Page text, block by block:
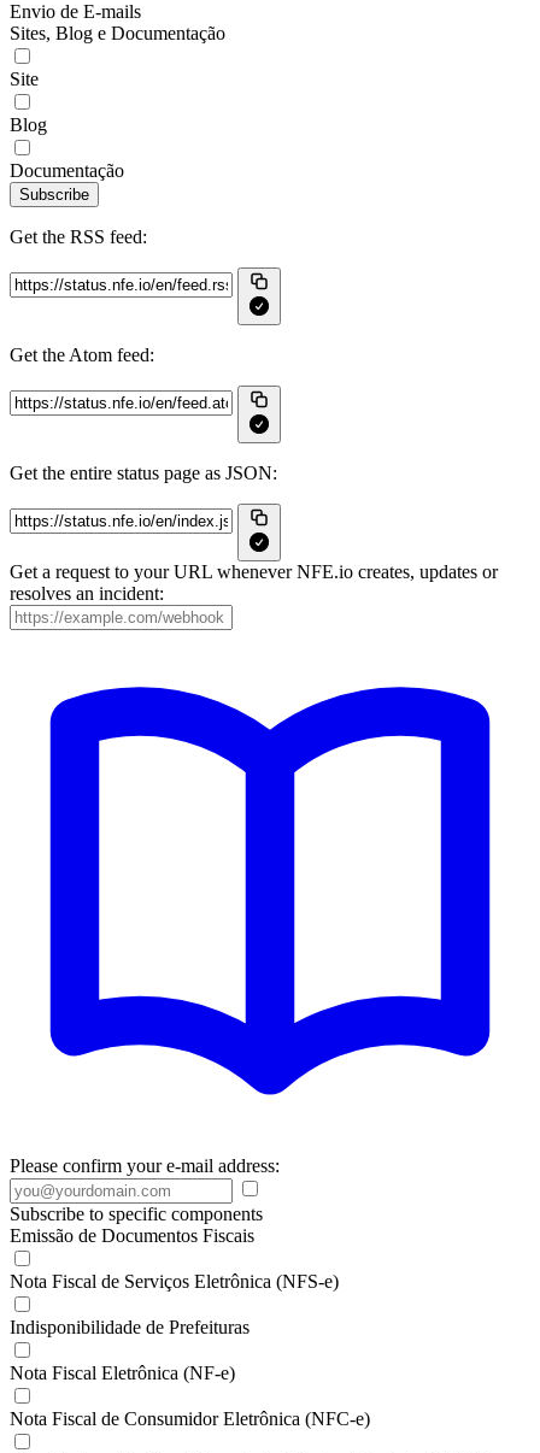
Envio de E-mails
Sites, Blog e Documentação
Site
Blog
Documentação
Subscribe
Get the RSS feed:
Get the Atom feed:
Get the entire status page as JSON:
Get a request to your URL whenever NFE.io creates, updates or
resolves an incident:
Please confirm your e-mail address:
Subscribe to specific components
Emissão de Documentos Fiscais
Nota Fiscal de Serviços Eletrônica (NFS-e)
Indisponibilidade de Prefeituras
Nota Fiscal Eletrônica (NF-e)
Nota Fiscal de Consumidor Eletrônica (NFC-e)